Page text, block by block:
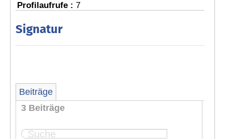
Profilaufrufe : 7
Signatur
Beiträge
3 Beiträge